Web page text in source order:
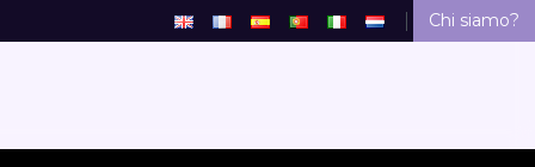
Chi siamo?